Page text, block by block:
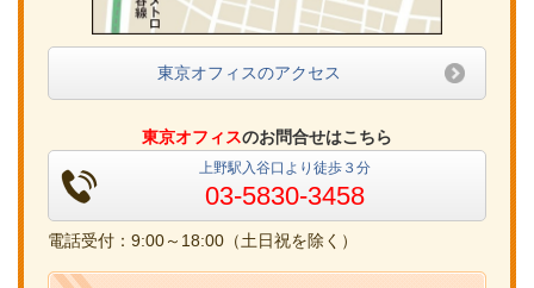
東京オフィスのアクセス
東京オフィスのお問合せはこちら
上野駅入谷口より徒歩３分
03-5830-3458
電話受付：9:00～18:00（土日祝を除く）